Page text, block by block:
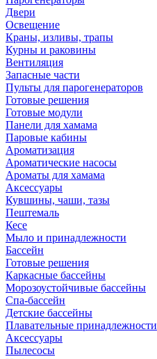
Двери
Освещение
Краны, изливы, трапы
Курны и раковины
Вентиляция
Запасные части
Пульты для парогенераторов
Готовые решения
Готовые модули
Панели для хамама
Паровые кабины
Ароматизация
Ароматические насосы
Ароматы для хамама
Аксессуары
Кувшины, чаши, тазы
Пештемаль
Кесе
Мыло и принадлежности
Бассейн
Готовые решения
Каркасные бассейны
Морозоустойчивые бассейны
Спа-бассейн
Детские бассейны
Плавательные принадлежности
Аксессуары
Пылесосы